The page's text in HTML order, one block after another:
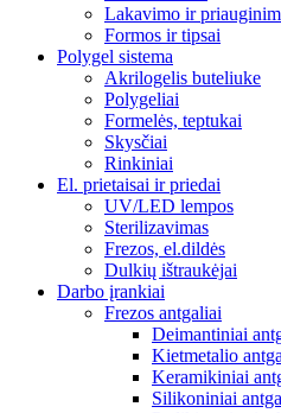
Lakavimo ir
Formos ir tipsai
Polygel sistema
Akrilogelis buteliuke
Polygeliai
Formelės, teptukai
Skysčiai
Rinkiniai
El. prietaisai ir priedai
UV/LED lempos
Sterilizavimas
Frezos, el.dildės
Dulkių ištraukėjai
Darbo įrankiai
Frezos antgaliai
Deimantiniai
Kietmetalio
Keramikiniai
Silikoniniai